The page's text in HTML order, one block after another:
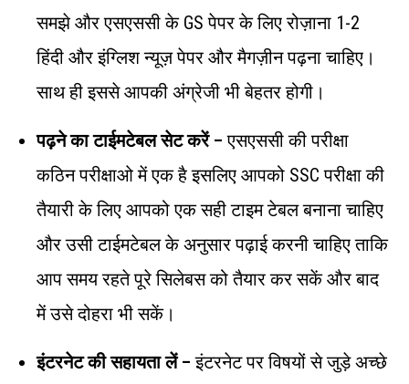
समझे और एसएससी के GS पेपर के लिए रोज़ाना 1-2
हिंदी और इंग्लिश न्यूज़ पेपर और मैगज़ीन पढ़ना चाहिए।
साथ ही इससे आपकी अंग्रेजी भी बेहतर होगी।
पढ़ने का टाईमटेबल सेट करें – एसएससी की परीक्षा
कठिन परीक्षाओ में एक है इसलिए आपको SSC परीक्षा की
तैयारी के लिए आपको एक सही टाइम टेबल बनाना चाहिए
और उसी टाईमटेबल के अनुसार पढ़ाई करनी चाहिए ताकि
आप समय रहते पूरे सिलेबस को तैयार कर सकें और बाद
में उसे दोहरा भी सकें।
इंटरनेट की सहायता लें – इंटरनेट पर विषयों से जुड़े अच्छे